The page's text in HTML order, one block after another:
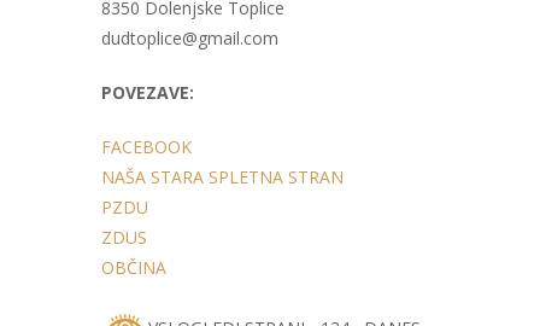
8350 Dolenjske Toplice
dudtoplice@gmail.com
POVEZAVE:
FACEBOOK
NAŠA STARA SPLETNA STRAN
PZDU
ZDUS
OBČINA